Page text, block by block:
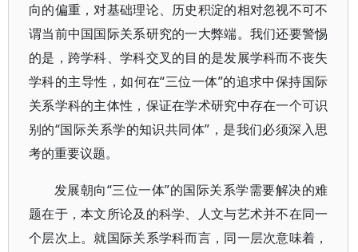
向的偏重，对基础理论、历史积淀的相对忽视不可不
谓当前中国国际关系研究的一大弊端。我们还要警惕
的是，跨学科、学科交叉的目的是发展学科而不丧失
学科的主导性，如何在“三位一体”的追求中保持国际
关系学科的主体性，保证在学术研究中存在一个可识
别的“国际关系学的知识共同体”，是我们必须深入思
考的重要议题。
发展朝向“三位一体”的国际关系学需要解决的难
题在于，本文所论及的科学、人文与艺术并不在同一
个层次上。就国际关系学科而言，同一层次意味着，